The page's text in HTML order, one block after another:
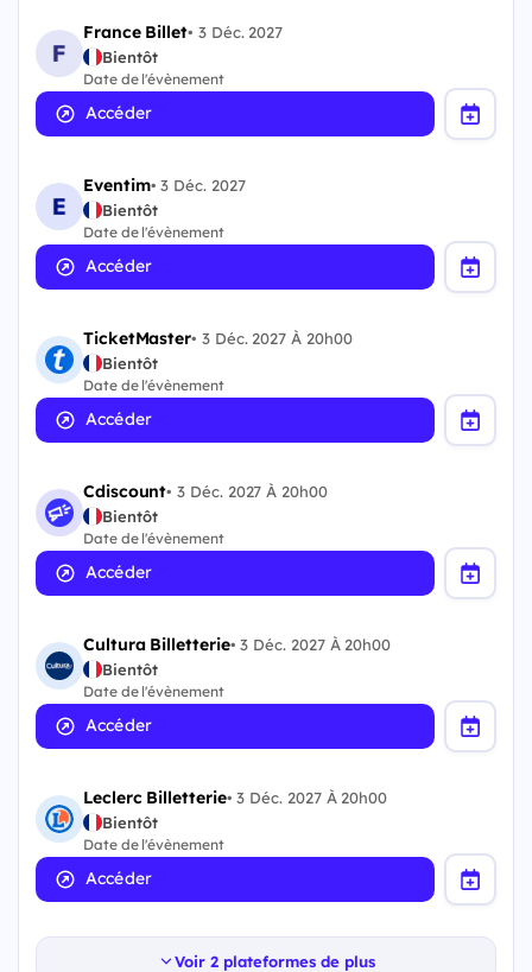
France Billet• 3 Déc. 2027
Bientôt
Date de l'évènement
Accéder
Eventim•3 Déc. 2027
Bientôt
Date de l'évènement
Accéder
TicketMaster• 3 Déc. 2027 À 20h00
Bientôt
Date de l'évènement
Accéder
Cdiscount•3 Déc. 2027 À 20h00
Bientôt
Date de l'évènement
Accéder
Cultura Billetterie•3 Déc. 2027 À 20h00
Bientôt
Date de l'évènement
Accéder
Leclerc Billetterie•3 Déc. 2027 À 20h00
Bientôt
Date de l'évènement
Accéder
Voir 2 plateformes de plus